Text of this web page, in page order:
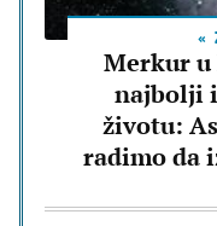
Merkur u
najbolji
životu:
radimo da